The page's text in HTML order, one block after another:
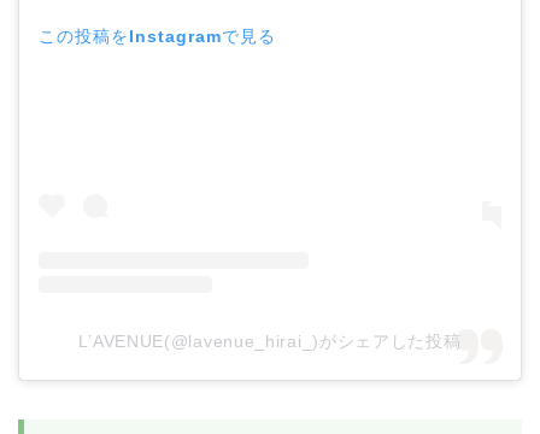
この投稿をInstagramで見る
L’AVENUE(@lavenue_hirai_)がシェアした投稿